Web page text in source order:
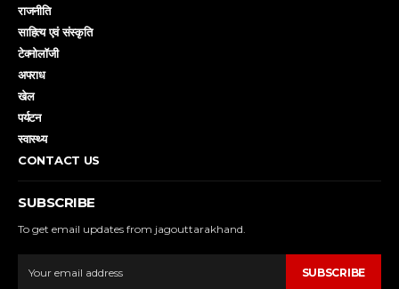
राजनीति
साहित्य एवं संस्कृति
टेक्नोलॉजी
अपराध
खेल
पर्यटन
स्वास्थ्य
CONTACT US
SUBSCRIBE
To get email updates from jagouttarakhand.
SUBSCRIBE